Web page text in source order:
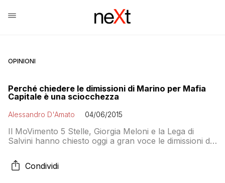
OPINIONI
Perché chiedere le dimissioni di Marino per Mafia
Capitale è una sciocchezza
Alessandro D'Amato 04/06/2015
Il MoVimento 5 Stelle, Giorgia Meloni e la Lega di
Salvini hanno chiesto oggi a gran voce le dimissioni di
ondata di arresti nell’ambito di Mafia Capitale. Le
richieste, atti alla mano, sono quantomeno immotivate.
Condividi